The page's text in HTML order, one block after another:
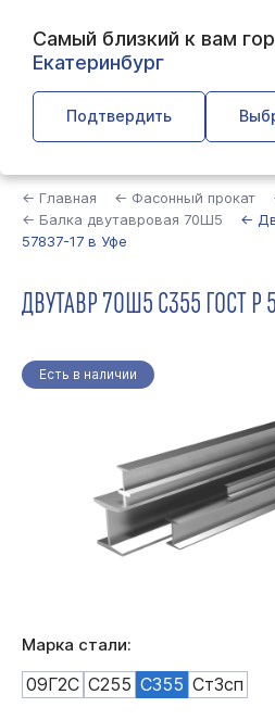
Самый близкий к вам
Екатеринбург
Подтвердить
← Главная ← Фасонный прокат
← Балка двутавровая 70Ш5
←
57837-17 в Уфе
ДВУТАВР 70Ш5 С355 ГОСТ Р
Есть в наличии
Марка стали:
09Г2С С255 С355 Ст3сп